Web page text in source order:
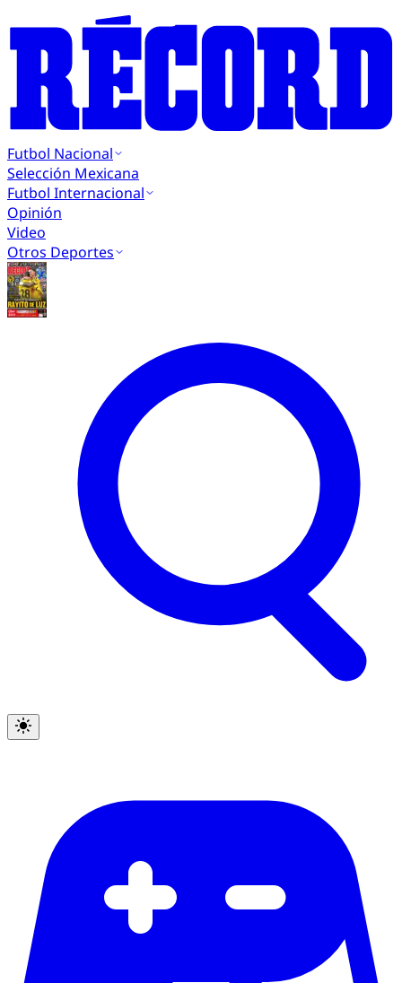
Futbol Nacional
Selección Mexicana
Futbol Internacional
Opinión
Video
Otros Deportes